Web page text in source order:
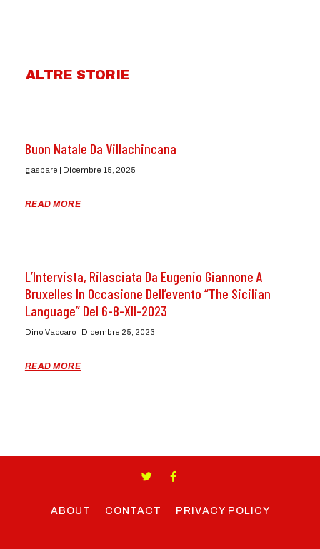
ALTRE STORIE
Buon Natale Da Villachincana
gaspare Dicembre 15, 2025
READ MORE
L’Intervista, Rilasciata Da Eugenio Giannone A
Bruxelles In Occasione Dell’evento “The Sicilian
Language” Del 6-8-XII-2023
Dino Vaccaro Dicembre 25, 2023
READ MORE
ABOUT CONTACT PRIVACY POLICY